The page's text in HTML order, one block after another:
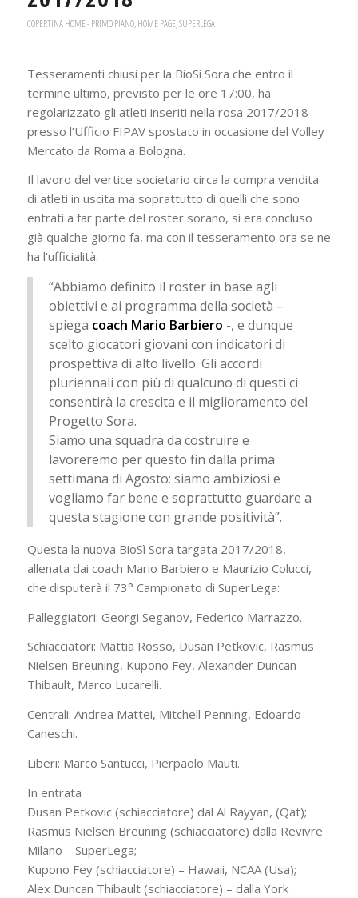
COPERTINA HOME - PRIMO PIANO,HOME PAGE,SUPERLEGA
Tesseramenti chiusi per la BioSì Sora che entro il
termine ultimo, previsto per le ore 17:00, ha
regolarizzato gli atleti inseriti nella rosa 2017/2018
presso l’Ufficio FIPAV spostato in occasione del Volley
Mercato da Roma a Bologna.
Il lavoro del vertice societario circa la compra vendita
di atleti in uscita ma soprattutto di quelli che sono
entrati a far parte del roster sorano, si era concluso
già qualche giorno fa, ma con il tesseramento ora se ne
ha l’ufficialità.
“Abbiamo definito il roster in base agli
obiettivi e ai programma della società –
spiega coach Mario Barbiero -, e dunque
scelto giocatori giovani con indicatori di
prospettiva di alto livello. Gli accordi
pluriennali con più di qualcuno di questi ci
consentirà la crescita e il miglioramento del
Progetto Sora.
Siamo una squadra da costruire e
lavoreremo per questo fin dalla prima
settimana di Agosto: siamo ambiziosi e
vogliamo far bene e soprattutto guardare a
questa stagione con grande positività”.
Questa la nuova BioSì Sora targata 2017/2018,
allenata dai coach Mario Barbiero e Maurizio Colucci,
che disputerà il 73° Campionato di SuperLega:
Palleggiatori: Georgi Seganov, Federico Marrazzo.
Schiacciatori: Mattia Rosso, Dusan Petkovic, Rasmus
Nielsen Breuning, Kupono Fey, Alexander Duncan
Thibault, Marco Lucarelli.
Centrali: Andrea Mattei, Mitchell Penning, Edoardo
Caneschi.
Liberi: Marco Santucci, Pierpaolo Mauti.
In entrata
Dusan Petkovic (schiacciatore) dal Al Rayyan, (Qat);
Rasmus Nielsen Breuning (schiacciatore) dalla Revivre
Milano – SuperLega;
Kupono Fey (schiacciatore) – Hawaii, NCAA (Usa);
Alex Duncan Thibault (schiacciatore) – dalla York